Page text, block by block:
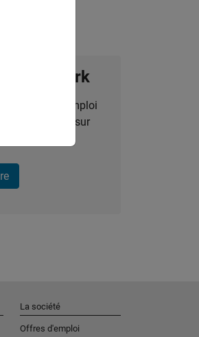
Network
d'emploi
des actualités sur
La société
Offres d'emploi